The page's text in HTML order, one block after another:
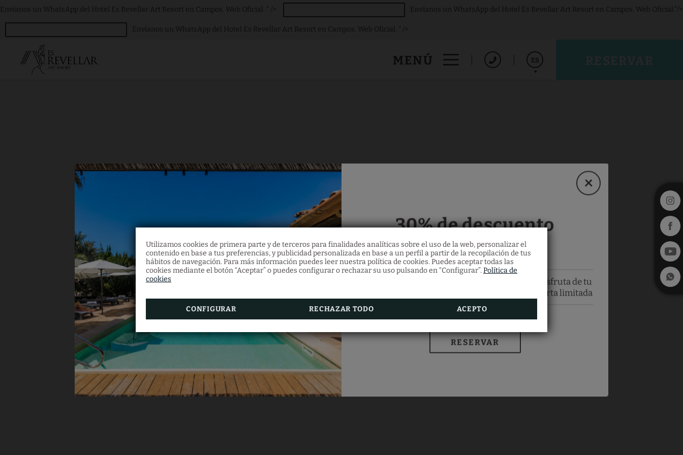
Envíanos un WhatsApp del Hotel Es Revellar Art Resort en Campos. Web Oficial. " /> Envíanos un WhatsApp del Hotel Es Revellar Art Resort en Campos. Web Oficial."/>
Envíanos un WhatsApp del Hotel Es Revellar Art Resort en Campos. Web Oficial. " />
Utilizamos cookies de primera parte y de terceros para finalidades analíticas sobre el uso de la web, personalizar el
contenido en base a tus preferencias, y publicidad personalizada en base a un perfil a partir de la recopilación de tus
hábitos de navegación. Para más información puedes leer nuestra política de cookies. Puedes aceptar todas las
cookies mediante el botón “Aceptar” o puedes configurar o rechazar su uso pulsando en “Configurar”. Política de
cookies
CONFIGURAR RECHAZAR TODO ACEPTO
MENÚ ES
ENVÍANOS UN WHATSAPP
30% de descuento
exclusivo
Por reservar ahora desde nuestra web oficial, disfruta de tu
escapada de verano al mejor precio con esta oferta limitada
RESERVAR